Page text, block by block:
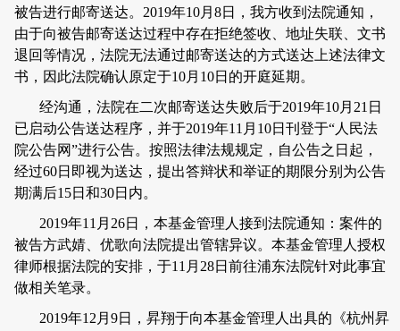
被告进行邮寄送达。 2019年10月 8日，我方收到法院通知，
由于向被告邮寄送达过程中存在拒绝签收、地址失联、文书
退回等情况，法院无法通过邮寄送达的方式送达上述法律文
书，因此法院确认原定于10月 10日的开庭延期。
经沟通，法院在二次邮寄送达失败后于2019年10月 21 日
已启动公告送达程序，并于2019年11 月 10日刊登于“人民法
院公告网”进行公告。按照法律法规规定，自公告之日起，
经过60日即视为送达，提出答辩状和举证的期限分别为公告
期满后15日和30日内。
2019年11 月 26日， 本基金管理人 接到法院通知：案件的
被告方武婧、优歌向法院提出管辖异议。 本基金管理人 授权
律师根据法院的安排，于11 月 28日前往浦东法院针对此事宜
做相关笔录。
2019年12 月 9日，昇翔于向本基金管理人 出具的《杭州昇